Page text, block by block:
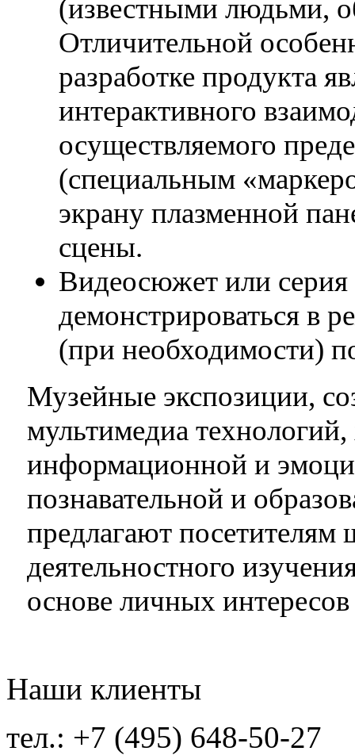
(известными людьми,
Отличительной
разработке продукта
интерактивного
осуществляемого
(специальным
экрану плазменной
сцены.
Видеосюжет или
демонстрироваться в
(при необходимости)
Музейные экспозиции,
мультимедиа
информационной и
познавательной и
предлагают
деятельностного
основе личных
Наши клиенты
тел.: +7 (495) 648-50-27